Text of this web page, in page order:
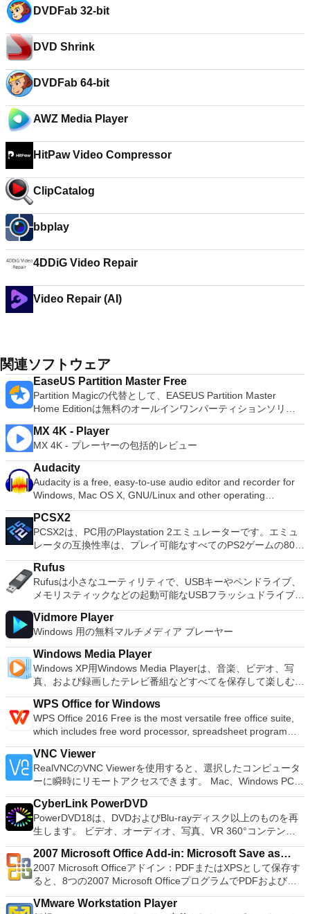
DVDFab 32-bit
DVD Shrink
DVDFab 64-bit
AWZ Media Player
HitPaw Video Compressor
ClipCatalog
bbplay
4DDiG Video Repair
Video Repair (AI)
関連ソフトウェア
EaseUS Partition Master Free
Partition Magicの代替として、EASEUS Partition Master
Home Editionは無料のオールインワンパーティションソリュ
ーションおよびディスク管理ユーティリティです。パーティシ
ョンの拡張（特にシステムドライブ用）、ディスク領域の管
理、MBRおよびGUIDパーティションテーブル（GPT）ディス
クのディスク領域不足の問題の解決を可能にします。 パーテ
ィションのサイズ変更/移動システムドライブを拡張するディ
スクとパーティションをコピーパーティションをマージ分割パ
ーティション空き領域を再分配するダイナミックディスクの変
換パーティションを回復する
MX 4K - Player
MX 4K - プレーヤーの包括的レビュー
Audacity
Audacity is a free, easy-to-use audio editor and recorder for
Windows, Mac OS X, GNU/Linux and other operating
systems. You can use Audacity to: Record live audio. Convert
tapes and records into digital recordings or CDs. Edit Ogg
Vorbis, MP3, WAV or AIFF sound files. Cut, copy, splice or mix
sounds together. Change the speed or pitch of a recording.
Add new effects with LADSPA plug-ins. And more!
PCSX2
PCSX2は、PC用のPlaystation 2エミュレーターです。エミュ
レータの互換性率は、プレイ可能なすべてのPS2ゲームの80％
以上を誇っています。かなり強力なコンピューターを所有して
いる場合、PCSX2は優れたエミュレーターです。また、この
アプリケーションはローエンドコンピューターのサポートも提
供するため、Playstation 2コンソールのすべての所有者は、
PCで動作するゲームを見ることができます。 PCSX2エミュレ
ーターを使用すると、PS2コントローラーを使用して、本物の
プレイステーション体験をシミュレートできます。このアプリ
ケーションでは、ディスクからゲームを直接実行することも、
ハードドライブからISOイメージとして実行することもできま
す。 主な機能は次のとおりです。 Savestates：ボタンを1つ
押すだけで、ゲームの現在の「状態」を保存できます。 無制
限のメモリーカード：好きなだけメモリーカードを保存でき、
8MBから64MBまでの単一の物理カードに制限されなくなりま
した。 高解像度グラフィックス：PCSX2を使用すると、
て、PCSX2 PS2エミュレーターの機能は優れています。 PS2
ゲームを高い精度でエミュレートでき、Windowsとエミュレ
ーターを切り替えることができます。欠点は、高速ゲームに苦
労し、時々フリーズまたはクラッシュすることです。* PCSX2
を使用するには、コンソールから抽出できるPlaystation 2
BIOSが必要です。
Rufus
Rufusは小さなユーティリティで、USBキーやペンドライブ、
メモリスティックなどの起動可能なUSBフラッシュドライブを
フォーマットおよび作成できます。 Rufusは、次のシナリオで
役立ちます。 Windows、Linux、およびUEFI用の起動可能な
ISOからUSBインストールメディアを作成する必要がある場
合。 OSがインストールされていないシステムで作業する必要
がある場合。 BIOSまたはその他のファームウェアをDOSから
フラッシュする必要がある場合。 低レベルのユーティリティ
を実行する必要がある場合。 Rufusは次の* ISOで動作しま
す：Arch Linux、Archbang、BartPE / pebuilder、CentOS、
Damn Small Linux、Fedora、FreeDOS、Gentoo、
gNewSense、Hiren&#39;s Boot CD、LiveXP、Knoppix、
Kubuntu、Linux Mint、NT Password Registry Editor、
OpenSUSE、Parted Magic、Slackware、Tails、Trinity
Rescue Kit、Ubuntu、Ultimate Boot CD、Windows XP（SP2
以降）、Windows Server 2003 R2、Windows Vista、
ん。 サポートされている言語は次のとおりです。インドネシ
ア語、マレーシア語、セシュティナ、ダンスク、ドイツ語、英
語、スペイン語、フランス語、フルバツキー、イタリア語、ラ
トヴィエシュ、リエトゥビウ、マジャール、オランダ、ノルス
ク、ポルスキ、ポルトガル、ポルトガル、スロヴェンスキー、
スロベンツキー、スロヴェンスキーSrpski、Suomi、
Svenska、Türkçe。
Vidmore Player
Windows 用の無料マルチメディア プレーヤー
Windows Media Player
Windows XP用Windows Media Playerは、音楽、ビデオ、写
真、および録画したテレビ番組などすべてを保存して楽しむ最
適な機能を搭載しています。 再生、表示、外出先で楽しむた
めのポータブル デバイスとの同期、さらには家中のデバイス
との共有も、すべて1か所で行えます。 シンプルなデザイン -
まったく新しい外観でデジタル エンターテイメントを楽しめ
ます。 大好きな音楽をより多く - デジタル音楽体験がさらに
楽しくなります。 エンターテイメントをすべて1つの場所に -
音楽、ビデオ、写真、録画したテレビ番組をすべて保存して楽
しめます。 どこでも楽しめる - どこにいても音楽、ビデオ、
写真にアクセスできます。
WPS Office for Windows
WPS Office 2016 Free is the most versatile free office suite,
which includes free word processor, spreadsheet program
and presentation maker. With these three programs you will
easily be able to deal with any office related tasks. WPS
Office 2016 Free has multiple language support for English,
French, German, Spanish, Portuguese,Russian and Polish
languages. To switch between languages requires only a
single click! Despite being a free suite, WPS Office comes
with many innovative features, such as the paragraph
adjustment tool and multiple tabbed feature. It also has a PDF
converter, spell check and word count feature. WPS Office
2016 Personal Edition supports switching language UI,File
Roaming and Docer online templates. Key features include:
Writer Efficient word processor. Presentation Multimedia
presentations creator. Spreadsheets Powerful tool for data
VNC Viewer
RealVNCのVNC Viewerを使用すると、選択したコンピュータ
ーに瞬時にリモートアクセスできます。 Mac、Windows PC、
またはLinuxマシン、世界中のどこからでも。 VNC Viewerを
使用すると、コンピューターのデスクトップを表示したり、コ
ンピューターの前に直接座っているかのようにマウスとキーボ
ードを制御したりできます。 VNC Viewerは、インストールと
使用が簡単です。制御したいデバイスでインストーラーを実行
し、指示に従ってください。オプションで、Windowsでのリ
モート展開に使用可能なMSIがあります。デスクトッププラッ
トフォームにVNC Viewerをインストールする権限がない場合
は、スタンドアロンオプションを選択する必要があります。
CyberLink PowerDVD
PowerDVD18は、DVDおよびBlu-rayディスク以上のものを再
生します。 ビデオ、オーディオ、写真、VR 360°コンテン
ツ、さらにはYouTubeやVimeoにとっても、PowerDVD18は重
要なエンターテイメントの仲間です。 Ultra HD HDR TVとサ
ラウンドサウンドシステムの可能性を解き放ち、360°ビデオ
の増え続けるコレクションへのアクセスで仮想世界に没頭する
か、PCまたはラップトップでの比類のない再生サポートと独
自の強化により、どこにいても簡単にリラックスできます。
2007 Microsoft Office Add-in: Microsoft Save as
PDF or XPS
2007 Microsoft Officeアドイン：PDFまたはXPSとして保存す
ると、8つの2007 Microsoft OfficeプログラムでPDFおよび
XPS形式にエクスポートして保存できます。このツールを使用
すると、これらのプログラムのサブセットでPDF形式および
VMware Workstation Player